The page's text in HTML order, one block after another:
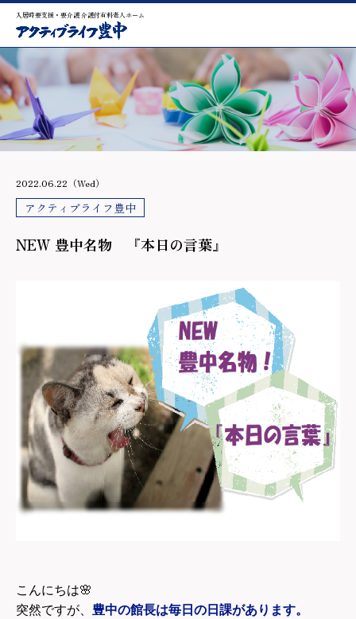
入居時要支援・要介護 介護付有料老人ホーム
2022.06.22（Wed）
アクティブライフ豊中
NEW 豊中名物 『本日の言葉』
こんにちは🌸
突然ですが、 豊中の館長は毎日の日課があります。